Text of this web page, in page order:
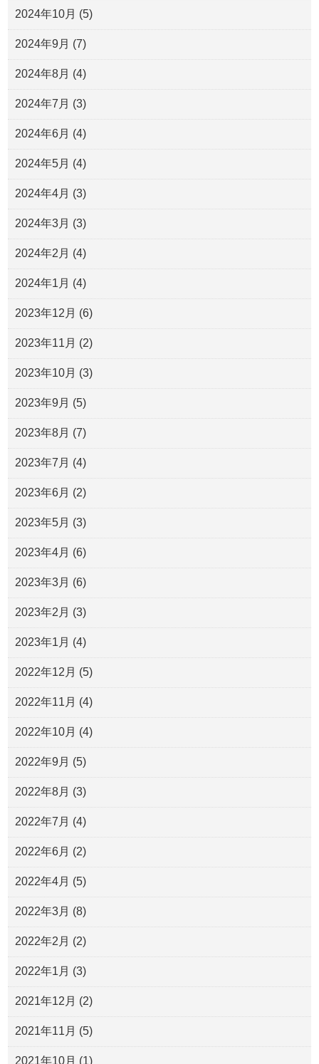
2024年10月 (5)
2024年9月 (7)
2024年8月 (4)
2024年7月 (3)
2024年6月 (4)
2024年5月 (4)
2024年4月 (3)
2024年3月 (3)
2024年2月 (4)
2024年1月 (4)
2023年12月 (6)
2023年11月 (2)
2023年10月 (3)
2023年9月 (5)
2023年8月 (7)
2023年7月 (4)
2023年6月 (2)
2023年5月 (3)
2023年4月 (6)
2023年3月 (6)
2023年2月 (3)
2023年1月 (4)
2022年12月 (5)
2022年11月 (4)
2022年10月 (4)
2022年9月 (5)
2022年8月 (3)
2022年7月 (4)
2022年6月 (2)
2022年4月 (5)
2022年3月 (8)
2022年2月 (2)
2022年1月 (3)
2021年12月 (2)
2021年11月 (5)
2021年10月 (1)